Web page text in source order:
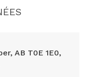
AB T0E 1E0,